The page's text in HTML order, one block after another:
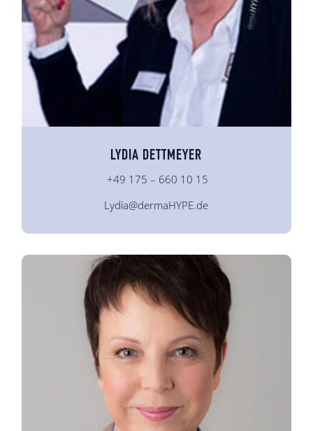
LYDIA DETTMEYER
+49 175 – 660 10 15
Lydia@dermaHYPE.de